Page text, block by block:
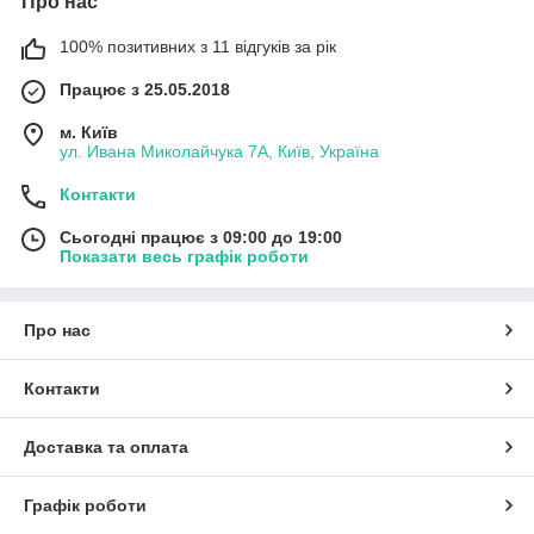
100% позитивних з 11 відгуків за рік
Працює з 25.05.2018
м. Київ
ул. Ивана Миколайчука 7А, Київ, Україна
Контакти
Сьогодні працює з 09:00 до 19:00
Показати весь графік роботи
Про нас
Контакти
Доставка та оплата
Графік роботи